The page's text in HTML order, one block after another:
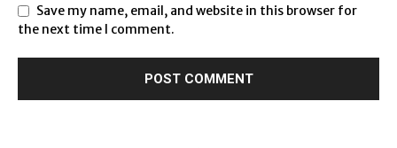
Save my name, email, and website in this browser for
the next time I comment.